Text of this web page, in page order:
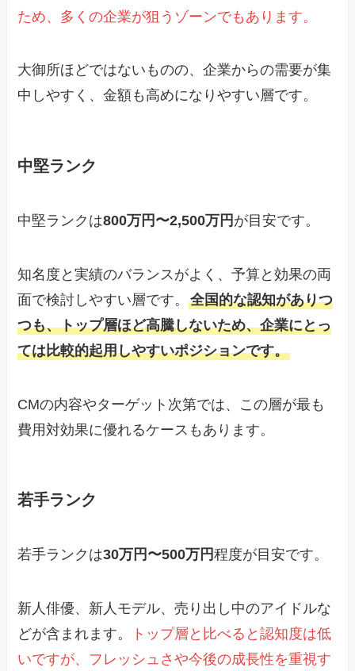
ため、多くの企業が狙うゾーンでもあります。
大御所ほどではないものの、企業からの需要が集
中しやすく、金額も高めになりやすい層です。
中堅ランク
中堅ランクは800万円〜2,500万円 が目安です。
知名度と実績のバランスがよく、予算と効果の両
面で検討しやすい層です。全国的な認知がありつ
つも、トップ層ほど高騰しないため、企業にとっ
ては比較的起用しやすいポジションです。
CMの内容やターゲット次第では、この層が最も
費用対効果に優れるケースもあります。
若手ランク
若手ランクは30万円〜500万円程度が目安です。
新人俳優、新人モデル、売り出し中のアイドルな
どが含まれます。
トップ層と比べると認知度は低
いですが、フレッシュさや今後の成長性を重視す